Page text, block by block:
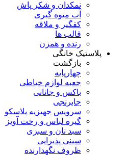
نمکدان و شکر پاش
آب میوه گیری
کفگیر و ملاقه
قالب ها
رنده و همزن
پلاستیک خانگی
بازگشت
چهارپایه
جعبه لوازم خیاطی
باکس و جانانی
جابرنجی
سرویس جهیزیه پلاسکو
گیره لباس و رخت آویز
سبد نان و سبزی
سینی پذیرایی
ظروف نگهدارنده